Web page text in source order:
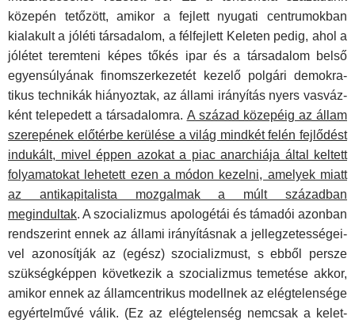
közepén tetőzött, amikor a fejlett nyugati centrumok­ban
kialakult a jóléti társadalom, a félfejlett Keleten pedig, ahol a
jólétet teremteni képes tőkés ipar és a társadalom belső
egyensúlyának finomszerkezetét kezelő polgári demokra­
tikus technikák hiányoztak, az állami irányítás nyers vasváz­
ként telepedett a társadalomra. A század közepéig az állam
szerepének előtérbe kerülése a világ mindkét felén fejlő­dést
indukált, mivel éppen azokat a piac anarchiája által keltett
folyamatokat lehetett ezen a módon kezelni, ame­lyek miatt
az antikapitalista mozgalmak a múlt században
megindultak. A szocializmus apologétái és támadói azonban
rendszerint ennek az állami irányításnak a jellegzetességei­
vel azonosítják az (egész) szocializmust, s ebből persze
szük­ségképpen következik a szocializmus temetése akkor,
amikor ennek az államcentrikus modellnek az elégtelensége
egyér­telművé válik. (Ez az elégtelenség nemcsak a kelet-